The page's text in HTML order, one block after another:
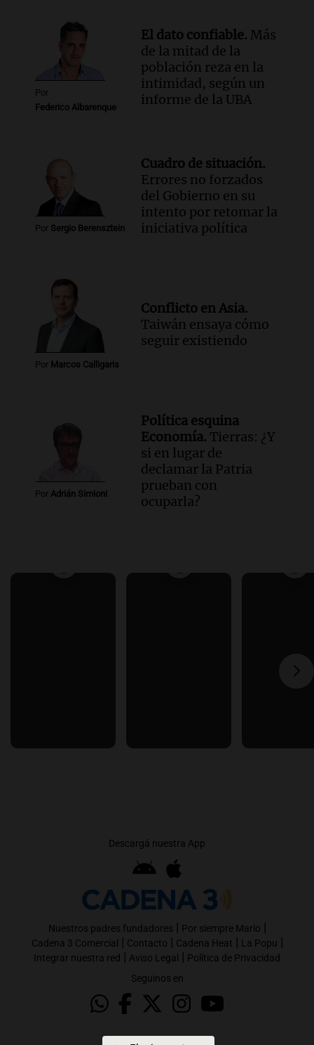
Por
Federico Albarenque
El dato confiable. Más
de la mitad de la
población reza en la
intimidad, según un
informe de la UBA
Por Sergio Berensztein
Cuadro de situación.
Errores no forzados
del Gobierno en su
intento por retomar la
iniciativa política
Por Marcos Calligaris
Conflicto en Asia.
Taiwán ensaya cómo
seguir existiendo
Por Adrián Simioni
Política esquina
Economía. Tierras: ¿Y
si en lugar de
declamar la Patria
prueban con
ocuparla?
Descargá nuestra App
Nuestros padres fundadores | Por siempre Mario |
Cadena 3 Comercial | Contacto | Cadena Heat | La Popu |
Integrar nuestra red | Aviso Legal | Política de Privacidad
Seguinos en